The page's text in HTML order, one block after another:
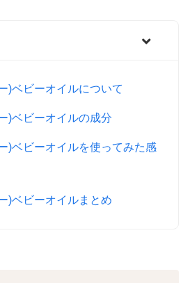
)ベビーオイルについて
)ベビーオイルの成分
)ベビーオイルを使ってみた感
)ベビーオイルまとめ